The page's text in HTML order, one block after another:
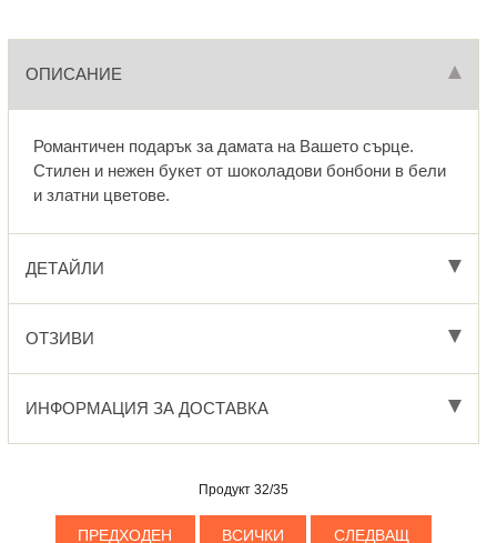
ОПИСАНИЕ
Романтичен подарък за дамата на Вашето сърце.
Стилен и нежен букет от шоколадови бонбони в бели
и златни цветове.
ДЕТАЙЛИ
ОТЗИВИ
ИНФОРМАЦИЯ ЗА ДОСТАВКА
Продукт 32/35
ПРЕДХОДЕН ВСИЧКИ СЛЕДВАЩ